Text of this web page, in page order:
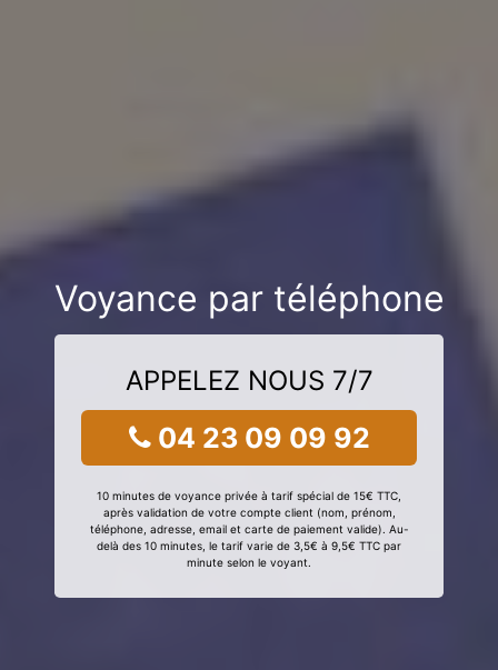
Voyance par téléphone
APPELEZ NOUS 7/7
04 23 09 09 92
10 minutes de voyance privée à tarif spécial de 15€ TTC,
après validation de votre compte client (nom, prénom,
téléphone, adresse, email et carte de paiement valide). Au-
delà des 10 minutes, le tarif varie de 3,5€ à 9,5€ TTC par
minute selon le voyant.